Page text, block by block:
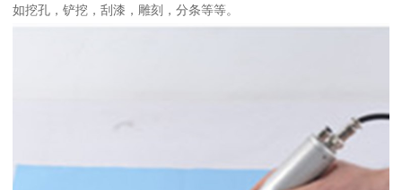
如挖孔，铲挖，刮漆，雕刻，分条等等。